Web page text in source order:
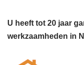
U heeft tot 20 jaar
werkzaamheden in